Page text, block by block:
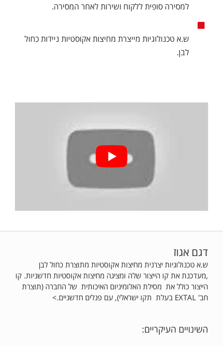
למסירה סופית ללקוח ושירות לאחר המסירה.
ש.א טכנולוגיות מייצרת מחיצות אקוסטיות ניידות כחול
לבן.
דגם אגוז
ש.א טכנולוגיות יצרנית מחיצות אקוסטיות מתוצרת כחול לבן
,מעדכנת את קו הייצור שלה ומציגה מחיצות אקוסטיות חדשניות. קו
הייצור כולל את מסילת האלומיניום האיכותית של החברה (תוצרת
חב' EXTAL בעלת תקו ישראלי), עם פנלים חדשניים.>
השינויים העיקריים: